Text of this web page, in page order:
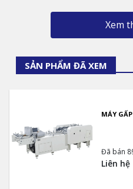
Xem
SẢN PHẨM ĐÃ XEM
MÁY
Đã bán
Liên hệ